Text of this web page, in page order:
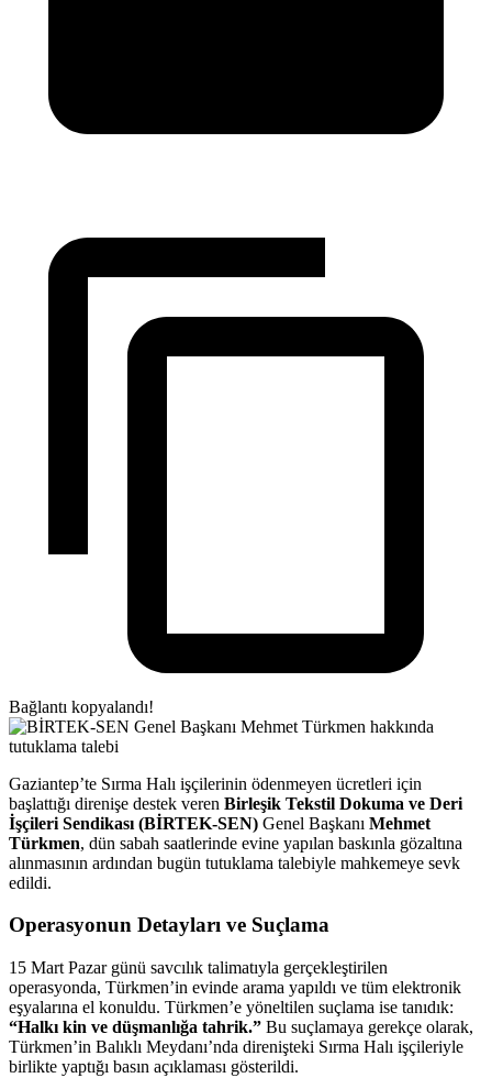
Bağlantı kopyalandı!
Gaziantep’te Sırma Halı işçilerinin ödenmeyen ücretleri için
başlattığı direnişe destek veren Birleşik Tekstil Dokuma ve Deri
İşçileri Sendikası (BİRTEK-SEN) Genel Başkanı Mehmet
Türkmen, dün sabah saatlerinde evine yapılan baskınla gözaltına
alınmasının ardından bugün tutuklama talebiyle mahkemeye sevk
edildi.
Operasyonun Detayları ve Suçlama
15 Mart Pazar günü savcılık talimatıyla gerçekleştirilen
operasyonda, Türkmen’in evinde arama yapıldı ve tüm elektronik
eşyalarına el konuldu. Türkmen’e yöneltilen suçlama ise tanıdık:
“Halkı kin ve düşmanlığa tahrik.” Bu suçlamaya gerekçe olarak,
Türkmen’in Balıklı Meydanı’nda direnişteki Sırma Halı işçileriyle
birlikte yaptığı basın açıklaması gösterildi.